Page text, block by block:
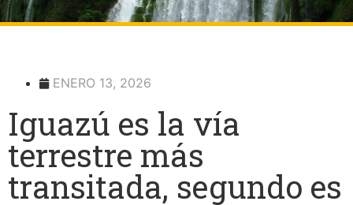
ENERO 13, 2026
Iguazú es la vía
terrestre más
transitada, segundo es